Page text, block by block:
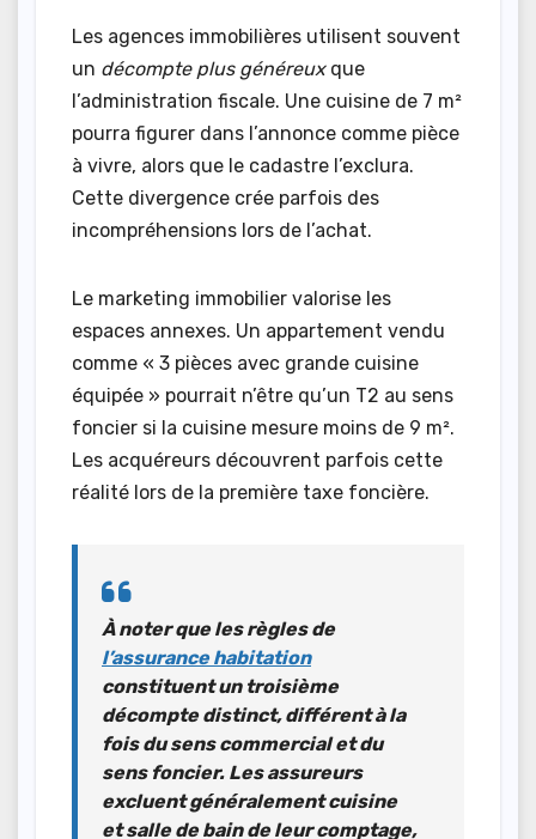
Les agences immobilières utilisent souvent
un décompte plus généreuxque
l’administration fiscale. Une cuisine de 7 m²
pourra figurer dans l’annonce comme pièce
à vivre, alors que le cadastre l’exclura.
Cette divergence crée parfois des
incompréhensions lors de l’achat.
Le marketing immobilier valorise les
espaces annexes. Un appartement vendu
comme « 3 pièces avec grande cuisine
équipée » pourrait n’être qu’un T2 au sens
foncier si la cuisine mesure moins de 9 m².
Les acquéreurs découvrent parfois cette
réalité lors de la première taxe foncière.
À noter que les règles de
l’assurance habitation
constituent un troisième
décompte distinct, différent à la
fois du sens commercial et du
sens foncier. Les assureurs
excluent généralement cuisine
et salle de bain de leur comptage,